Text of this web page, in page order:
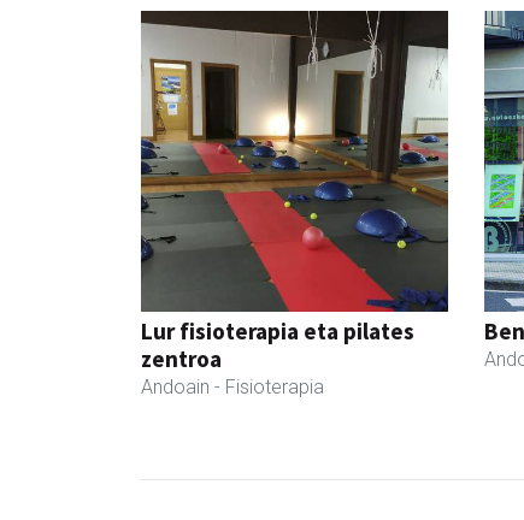
Lur fisioterapia eta pilates
zentroa
Andoain - Fisioterapia